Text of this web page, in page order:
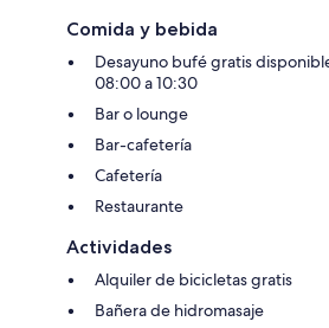
Comida y bebida
Desayuno bufé gratis
08:00 a 10:30
Bar o lounge
Bar-cafetería
Cafetería
Restaurante
Actividades
Alquiler de bicicletas gratis
Bañera de hidromasaje